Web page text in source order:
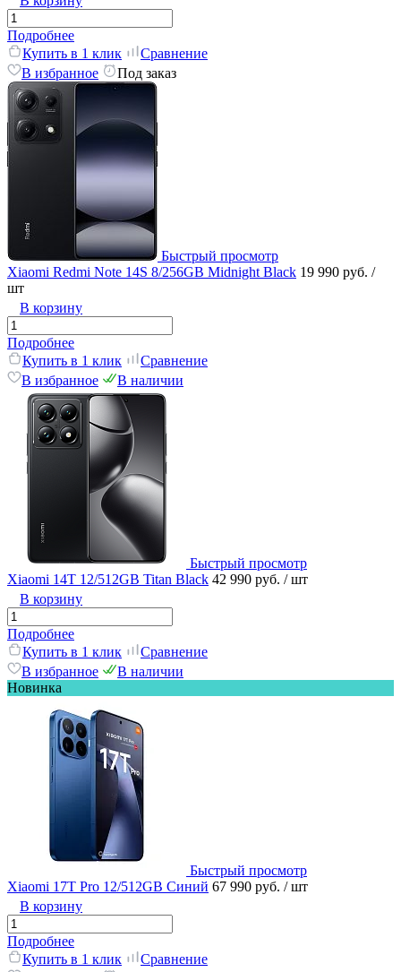
Подробнее
Купить в 1 клик
Сравнение
В избранное
Под заказ
Быстрый просмотр
Xiaomi Redmi Note 14S 8/256GB Midnight Black 19 990 руб. /
шт
В корзину
Подробнее
Купить в 1 клик
Сравнение
В избранное
В наличии
Быстрый просмотр
Xiaomi 14T 12/512GB Titan Black 42 990 руб. / шт
В корзину
Подробнее
Купить в 1 клик
Сравнение
В избранное
В наличии
Новинка
Быстрый просмотр
Xiaomi 17T Pro 12/512GB Синий 67 990 руб. / шт
В корзину
Подробнее
Купить в 1 клик
Сравнение